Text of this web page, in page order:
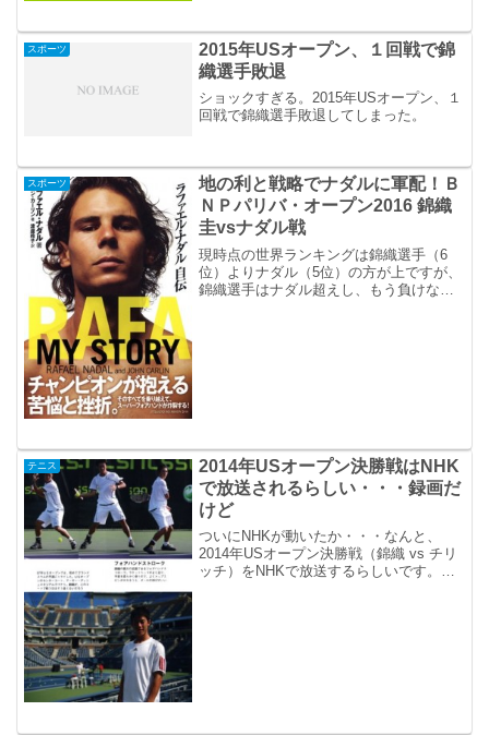
スポーツ
2015年USオープン、１回戦で錦
織選手敗退
ショックすぎる。2015年USオープン、１
回戦で錦織選手敗退してしまった。
スポーツ
地の利と戦略でナダルに軍配！Ｂ
ＮＰパリバ・オープン2016 錦織
圭vsナダル戦
現時点の世界ランキングは錦織選手（6
位）よりナダル（5位）の方が上ですが、
錦織選手はナダル超えし、もう負けない
テニス
2014年USオープン決勝戦はNHK
で放送されるらしい・・・録画だ
けど
ついにNHKが動いたか・・・なんと、
2014年USオープン決勝戦（錦織 vs チリ
ッチ）をNHKで放送するらしいです。さ